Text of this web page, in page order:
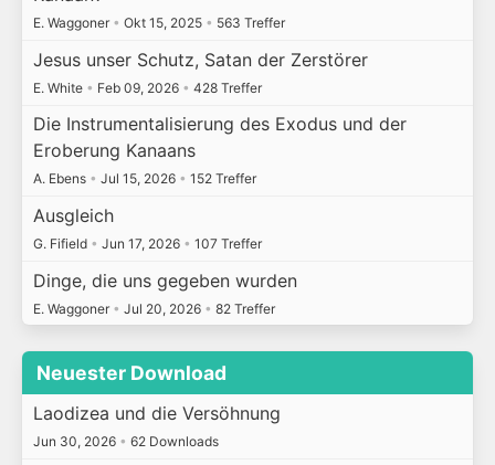
E. Waggoner • Okt 15, 2025 • 563 Treffer
Jesus unser Schutz, Satan der Zerstörer
E. White • Feb 09, 2026 • 428 Treffer
Die Instrumentalisierung des Exodus und der
Eroberung Kanaans
A. Ebens • Jul 15, 2026 • 152 Treffer
Ausgleich
G. Fifield • Jun 17, 2026 • 107 Treffer
Dinge, die uns gegeben wurden
E. Waggoner • Jul 20, 2026 • 82 Treffer
Neuester Download
Laodizea und die Versöhnung
Jun 30, 2026 • 62 Downloads